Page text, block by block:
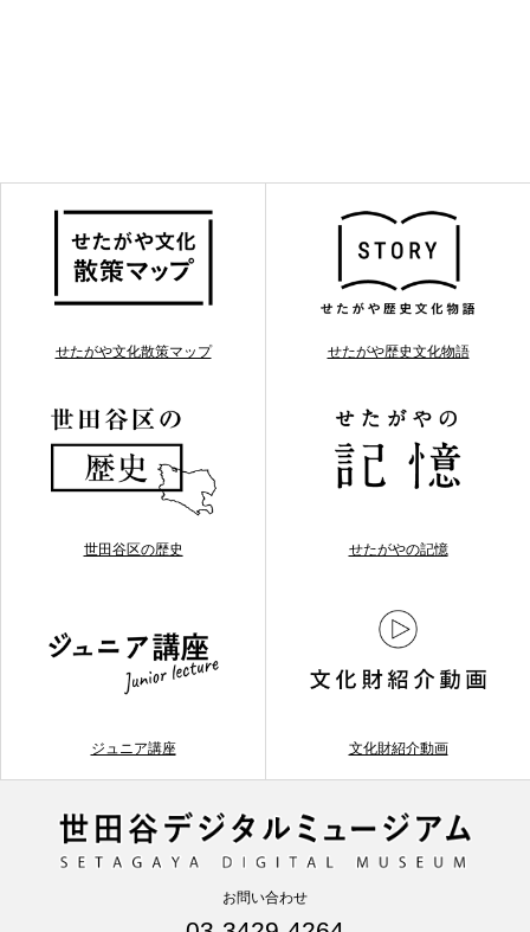
せたがや文化散策マップ せたがや歴史文化物語
世田谷区の歴史 せたがやの記憶
ジュニア講座 文化財紹介動画
お問い合わせ